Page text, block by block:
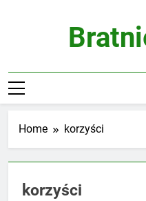
Home korzyści
korzyści